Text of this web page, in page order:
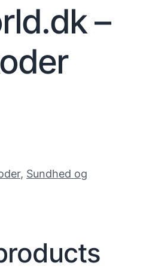
–
, Sundhed og